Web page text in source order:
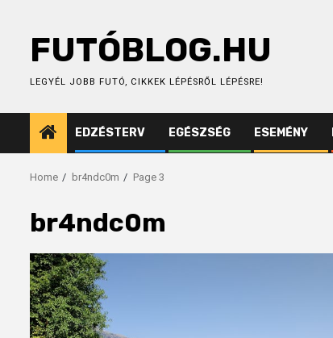
contentFUTÓBLOG.HU
LEGYÉL JOBB FUTÓ, CIKKEK LÉPÉSRŐL LÉPÉSRE!
EDZÉSTERV EGÉSZSÉG ESEMÉNY
Home br4ndc0m Page 3
br4ndc0m